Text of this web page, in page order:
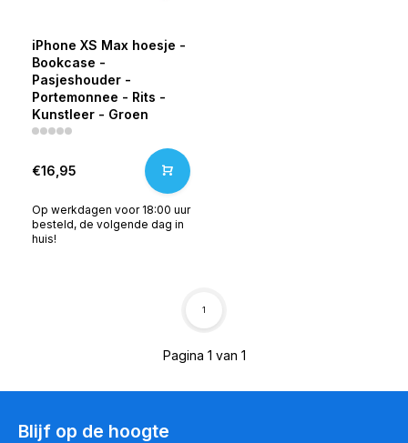
iPhone XS Max hoesje -
Bookcase -
Pasjeshouder -
Portemonnee - Rits -
Kunstleer - Groen
€16,95
Op werkdagen voor 18:00 uur
besteld, de volgende dag in
huis!
Pagina 1 van 1
1
Blijf op de hoogte